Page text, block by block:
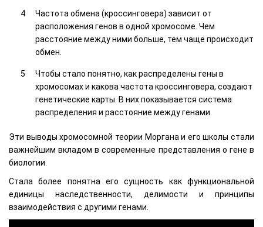
Частота обмена (кроссинговера) зависит от
расположения генов в одной хромосоме. Чем
расстояние между ними больше, тем чаще происходит
обмен.
Чтобы стало понятно, как распределены гены в
хромосомах и какова частота кроссинговера, создают
генетические карты. В них показывается система
распределения и расстояние между генами.
Эти выводы хромосомной теории Моргана и его школы стали
важнейшим вкладом в современные представления о гене в
биологии.
Стала более понятна его сущность как функциональной
единицы наследственности, делимости и принципы
взаимодействия с другими генами.